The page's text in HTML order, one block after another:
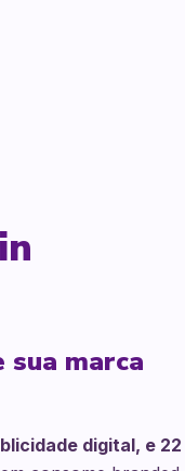
sua marca
digital, e 22